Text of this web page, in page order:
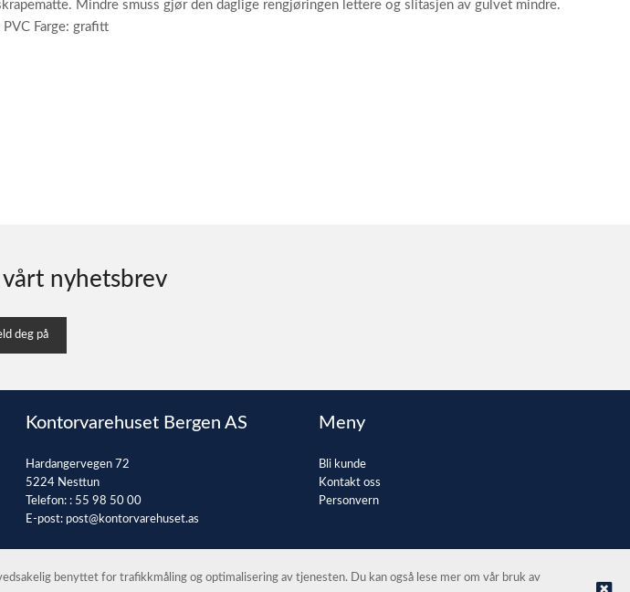
Mindre smuss gjør den daglige rengjøringen lettere og slitasjen av gulvet mindre.
Farge: grafitt
nyhetsbrev
deg på
Kontorvarehuset Bergen AS
Hardangervegen 72
5224 Nesttun
Telefon: : 55 98 50 00
E-post: post@kontorvarehuset.as
Meny
Bli kunde
Kontakt oss
Personvern
© Kontorvarehuset Bergen AS |Nettbutikk levert av Kréatif
benyttet for trafikkmåling og optimalisering av tjenesten. Du kan også lese mer om vår bruk av